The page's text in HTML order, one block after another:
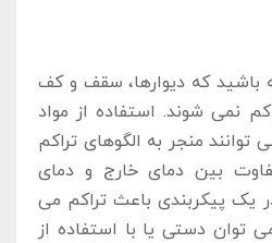
باشید که دیوارها، سقف و کف
نمی ‌شوند. استفاده از مواد
منجر به الگوهای تراکم
بین دمای خارج و دمای
یک پیکربندی باعث تراکم می
توان دستی یا با استفاده از